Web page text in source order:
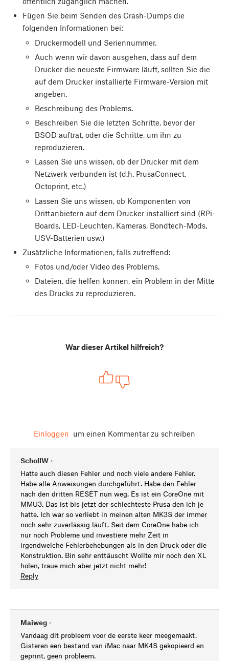
Fügen Sie beim Senden des Crash-Dumps die
folgenden Informationen bei:
Druckermodell und Seriennummer.
Auch wenn wir davon ausgehen, dass auf dem
Drucker die neueste Firmware läuft, sollten Sie die
auf dem Drucker installierte Firmware-Version mit
angeben.
Beschreibung des Problems.
Beschreiben Sie die letzten Schritte, bevor der
BSOD auftrat, oder die Schritte, um ihn zu
reproduzieren.
Lassen Sie uns wissen, ob der Drucker mit dem
Netzwerk verbunden ist (d.h. PrusaConnect,
Octoprint, etc.)
Lassen Sie uns wissen, ob Komponenten von
Drittanbietern auf dem Drucker installiert sind (RPi-
Boards, LED-Leuchten, Kameras, Bondtech-Mods,
USV-Batterien usw.)
Zusätzliche Informationen, falls zutreffend:
Fotos und/oder Video des Problems.
Dateien, die helfen können, ein Problem in der Mitte
des Drucks zu reproduzieren.
War dieser Artikel hilfreich?
Einloggen um einen Kommentar zu schreiben
SchollW •
Hatte auch diesen Fehler und noch viele andere Fehler.
Habe alle Anweisungen durchgeführt. Habe den Fehler
nach den dritten RESET nun weg. Es ist ein CoreOne mit
MMU3. Das ist bis jetzt der schlechteste Prusa den ich je
hatte. Ich war so verliebt in meinen alten MK3S der immer
noch sehr zuverlässig läuft. Seit dem CoreOne habe ich
nur noch Probleme und investiere mehr Zeit in
irgendwelche Fehlerbehebungen als in den Druck oder die
Konstruktion. Bin sehr enttäuscht Wollte mir noch den XL
holen, traue mich aber jetzt nicht mehr!
Reply
Maiweg •
Vandaag dit probleem voor de eerste keer meegemaakt.
Gisteren een bestand van iMac naar MK4S gekopieerd en
geprint, geen probleem.